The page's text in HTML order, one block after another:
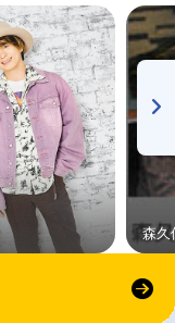
森久